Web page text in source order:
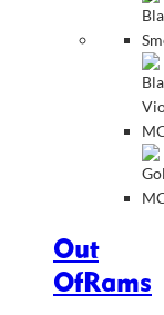
Out
Of Rams